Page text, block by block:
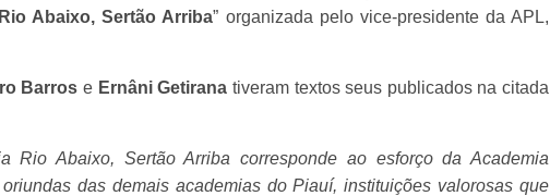
Rio Abaixo, Sertão Arriba” organizada pelo vice-presidente da APL,
Barros e Ernâni Getirana tiveram textos seus publicados na citada
Rio Abaixo, Sertão Arriba corresponde ao esforço da Academia
das demais academias do Piauí, instituições valorosas que